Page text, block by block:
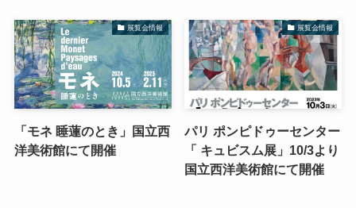
展覧会情報
「モネ 睡蓮のとき」国立西
洋美術館にて開催
展覧会情報
パリ ポンピドゥーセンター
「 キュビスム展」10/3より
国立西洋美術館にて開催